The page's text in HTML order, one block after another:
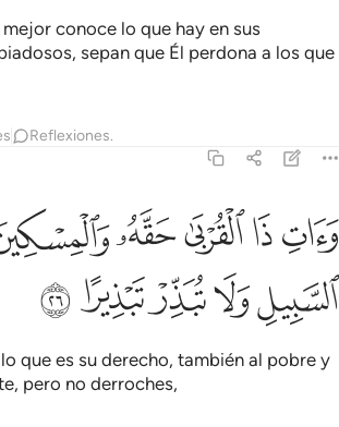
mejor conoce lo que hay en sus
sepan que Él perdona a los que
Reflexiones.
وات ذا القربى حقه والمسكين وابن السبيل ولا تبذر
وَءَاتِ ذَا ٱلْقُرْبَىٰ حَقَّهُۥ وَٱلْمِسْكِينَ وَٱبْنَ ٱلسَّبِيلِ وَلَا
ﲽﲾﲿﳀ
ﳃﳄﳅﳆﳇ
que es su derecho, también al pobre y
pero no derroches,